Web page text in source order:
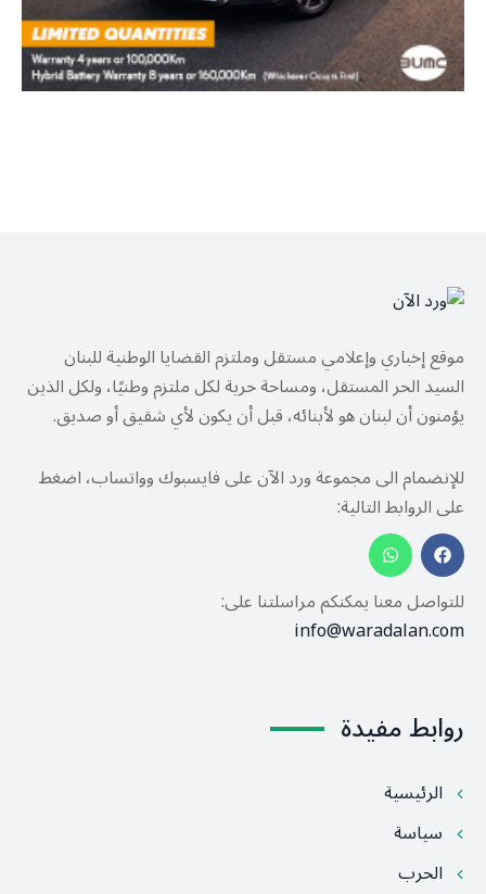
موقع إخباري وإعلامي مستقل وملتزم القضايا الوطنية للبنان
السيد الحر المستقل، ومساحة حرية لكل ملتزم وطنيًا، ولكل الذين
يؤمنون أن لبنان هو لأبنائه، قبل أن يكون لأي شقيق أو صديق.
للإنضمام الى مجموعة ورد الآن على فايسبوك وواتساب، اضغط
على الروابط التالية:
للتواصل معنا يمكنكم مراسلتنا على:
info@waradalan.com
روابط مفيدة
الرئيسية
سياسة
الحرب